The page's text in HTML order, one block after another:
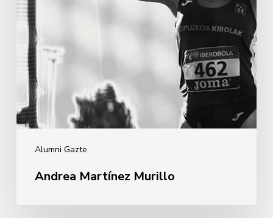
Alumni Gazte
Andrea Martínez Murillo